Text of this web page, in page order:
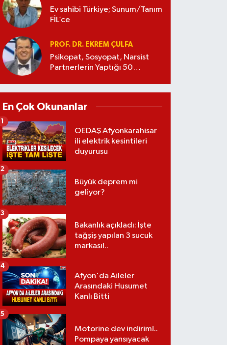
Ev sahibi Türkiye; Sunum/Tanım
FİL’ce
PROF. DR. EKREM ÇULFA
Psikopat, Sosyopat, Narsist
Partnerlerin Yaptığı 50
En Çok Okunanlar
OEDAŞ Afyonkarahisar
ili elektrik kesintileri
duyurusu
1
Büyük deprem mi
geliyor?
2
Bakanlık açıkladı: İşte
tağşiş yapılan 3 sucuk
markası!..
3
Afyon'da Aileler
Arasındaki Husumet
Kanlı Bitti
4
Motorine dev indirim!..
Pompaya yansıyacak
5